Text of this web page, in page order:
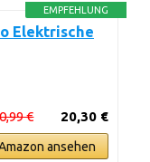
EMPFEHLUNG
Elektrische
20,30 €
€
ansehen